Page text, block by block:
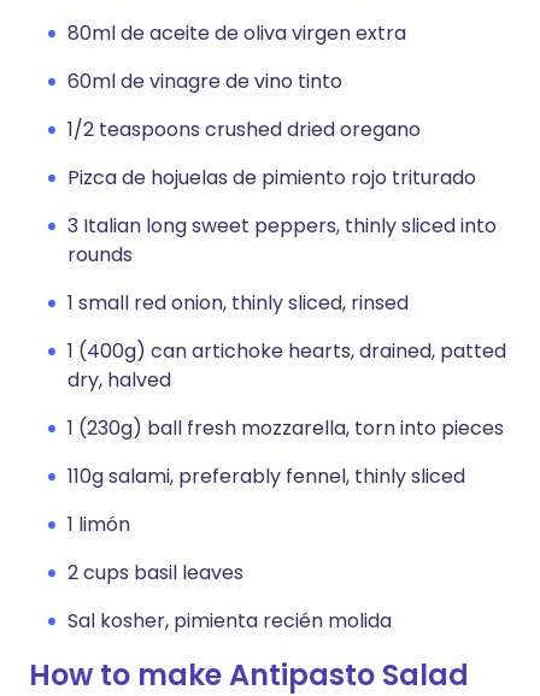
80ml de aceite de oliva virgen extra
60ml de vinagre de vino tinto
1/2 teaspoons crushed dried oregano
Pizca de hojuelas de pimiento rojo triturado
3 Italian long sweet peppers, thinly sliced into
rounds
1 small red onion, thinly sliced, rinsed
1 (400g) can artichoke hearts, drained, patted
dry, halved
1 (230g) ball fresh mozzarella, torn into pieces
110g salami, preferably fennel, thinly sliced
1 limón
2 cups basil leaves
Sal kosher, pimienta recién molida
How to make Antipasto Salad